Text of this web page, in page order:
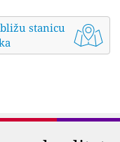
stanicu